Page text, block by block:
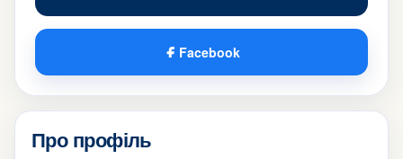
Facebook
Про профіль